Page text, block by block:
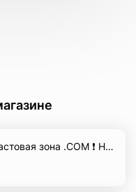
Почта firstmail.ltd | IMAP | Трастовая зона .COM ❗️ Новые, Чистые ❗️ С реальными логинами | ☑️ Специально для ФБ/инст ☑️ и прочих сервисов\соц.сетей.